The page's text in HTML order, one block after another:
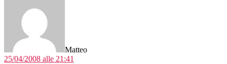
Matteo
25/04/2008 alle 21:41